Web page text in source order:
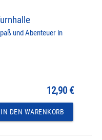
und Abenteuer in
12,90 €
IN DEN WARENKORB